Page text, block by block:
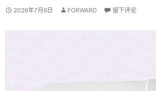
2026年7月6日 FORWARD 留下评论